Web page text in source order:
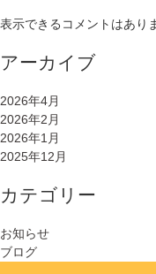
表示できるコメントはあり
アーカイブ
2026年4月
2026年2月
2026年1月
2025年12月
カテゴリー
お知らせ
ブログ